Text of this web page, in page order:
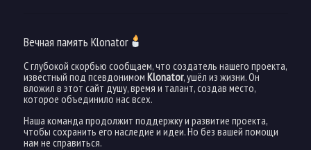
Вечная память Klonator
С глубокой скорбью сообщаем, что создатель нашего проекта,
известный под псевдонимом Klonator, ушёл из жизни. Он
вложил в этот сайт душу, время и талант, создав место,
которое объединило нас всех.
Наша команда продолжит поддержку и развитие проекта,
чтобы сохранить его наследие и идеи. Но без вашей помощи
нам не справиться.